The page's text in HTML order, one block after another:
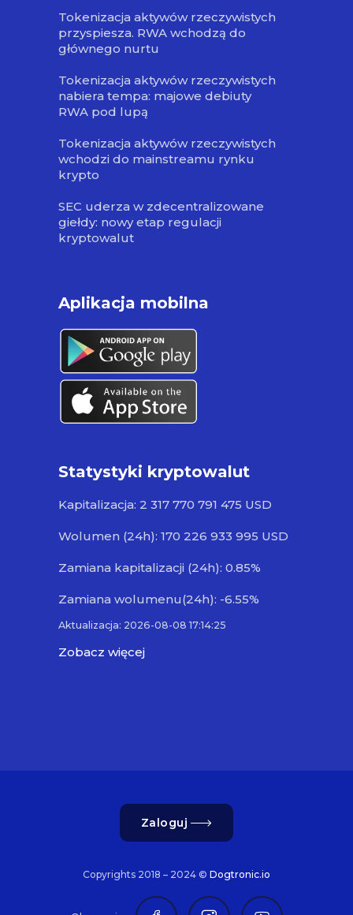
Tokenizacja aktywów rzeczywistych
przyspiesza. RWA wchodzą do
głównego nurtu
Tokenizacja aktywów rzeczywistych
nabiera tempa: majowe debiuty
RWA pod lupą
Tokenizacja aktywów rzeczywistych
wchodzi do mainstreamu rynku
krypto
SEC uderza w zdecentralizowane
giełdy: nowy etap regulacji
kryptowalut
Aplikacja mobilna
Statystyki kryptowalut
Kapitalizacja: 2 317 770 791 475 USD
Wolumen (24h): 170 226 933 995 USD
Zamiana kapitalizacji (24h): 0.85%
Zamiana wolumenu(24h): -6.55%
Aktualizacja: 2026-08-08 17:14:25
Zobacz więcej
Zaloguj
Copyrights 2018 – 2024 © Dogtronic.io